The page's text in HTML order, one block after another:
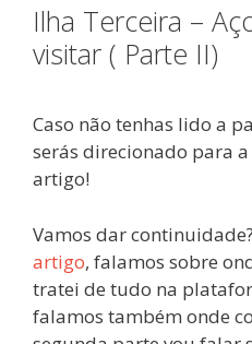
Ilha Terceira –
visitar ( Parte II)
Caso não tenhas lido a
serás direcionado para
artigo!
Vamos dar continuidade?
artigo, falamos sobre
tratei de tudo na
falamos também onde